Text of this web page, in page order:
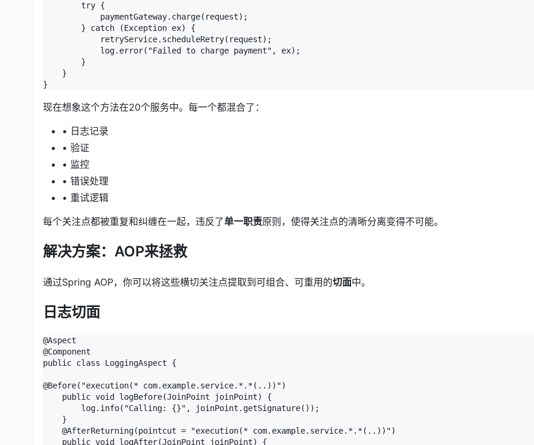
try {
paymentGateway.charge(request);
} catch (Exception ex) {
retryService.scheduleRetry(request);
log.error("Failed to charge payment", ex);
}
}
}
现在想象这个方法在20个服务中。每一个都混合了：
• 日志记录
• 验证
• 监控
• 错误处理
• 重试逻辑
每个关注点都被重复和纠缠在一起，违反了单一职责原则，使得关注点的清晰分离变得不可能。
解决方案：AOP来拯救
通过Spring AOP，你可以将这些横切关注点提取到可组合、可重用的切面中。
日志切面
@Aspect
@Component
public class LoggingAspect {
@Before("execution(* com.example.service.*.*(..))")
public void logBefore(JoinPoint joinPoint) {
log.info("Calling: {}", joinPoint.getSignature());
}
@AfterReturning(pointcut = "execution(* com.example.service.*.*(..))")
public void logAfter(JoinPoint joinPoint) {